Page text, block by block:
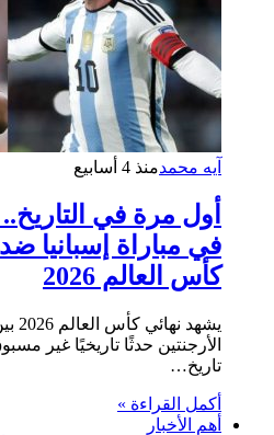
آيه محمدمنذ 4 أسابيع
أول مرة في
في مباراة إسبانيا ضد
كأس العالم 2026
الأرجنتين حدثًا تاريخيًا غير
تاريخ…
أكمل القراءة »
أهم الأخبار